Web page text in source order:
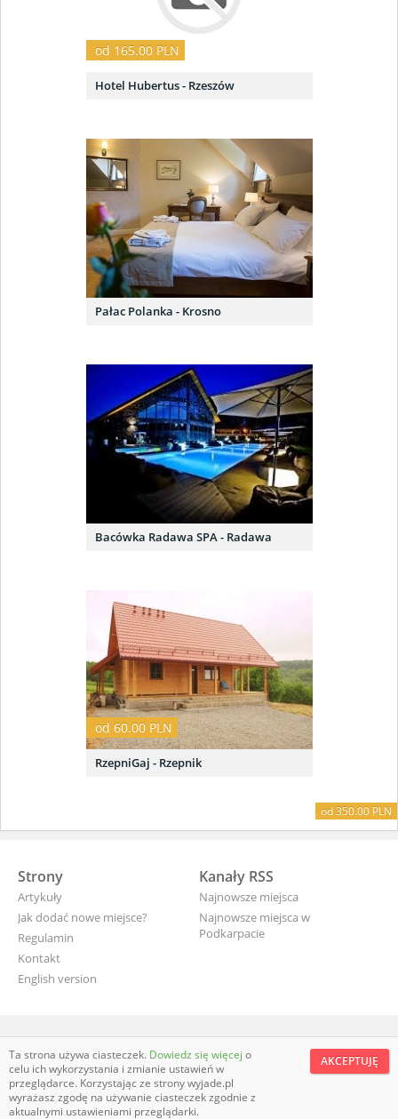
od 165.00 PLN
Hotel Hubertus - Rzeszów
od 350.00 PLN
Pałac Polanka - Krosno
Bacówka Radawa SPA - Radawa
od 60.00 PLN
RzepniGaj - Rzepnik
Strony
Artykuły
Jak dodać nowe miejsce?
Regulamin
Kontakt
English version
Kanały RSS
Najnowsze miejsca
Najnowsze miejsca w
Podkarpacie
wyjade.pl - turystyczna Polska
AKCEPTUJĘ
Ta strona używa ciasteczek. Dowiedz się więcej o
celu ich wykorzystania i zmianie ustawień w
przeglądarce. Korzystając ze strony wyjade.pl
wyrażasz zgodę na używanie ciasteczek zgodnie z
aktualnymi ustawieniami przeglądarki.